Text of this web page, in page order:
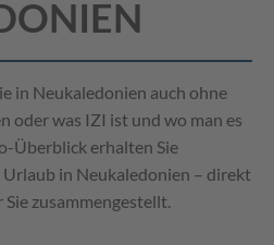
in Neukaledonien auch ohne
oder was IZI ist und wo man es
Überblick erhalten Sie
in Neukaledonien – direkt
zusammengestellt.